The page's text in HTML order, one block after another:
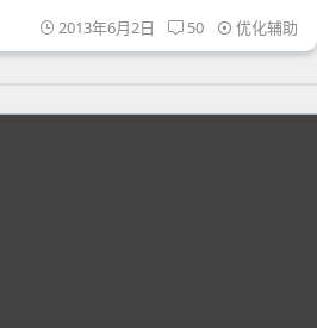
2013年6月2日 50 优化辅助